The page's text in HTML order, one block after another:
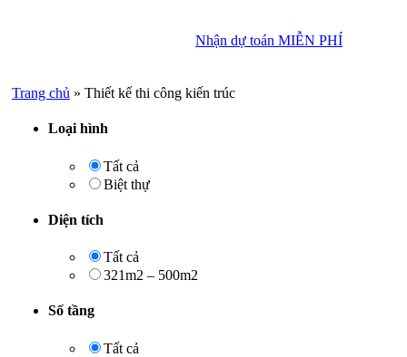
Nhận dự toán MIỄN PHÍ
Trang chủ » Thiết kế thi công kiến trúc
Loại hình
Tất cả
Biệt thự
Diện tích
Tất cả
321m2 – 500m2
Số tầng
Tất cả